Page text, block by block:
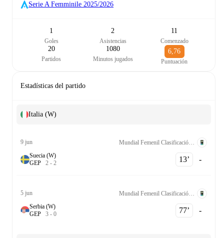
Serie A Femminile 2025/2026
1
Goles
2
Asistencias
11
Comenzado
20
Partidos
1080
Minutos jugados
6,76
Puntuación
Estadísticas del partido
Italia (W)
9 jun
Suecia (W)
GEP 2 - 2 13‎’‎ -
5 jun
Serbia (W)
GEP 3 - 0 77‎’‎ -